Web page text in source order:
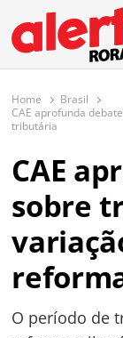
conteúdo
O maior
O Alerta Roraima é
e todo o estado de
atualizações em
Home
Brasil
CAE aprofunda
tributária
CAE
sobre
O período de